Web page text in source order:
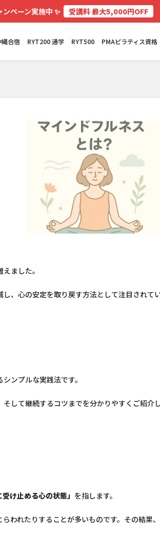
ペーン実施中 ✨ 受講料 最大5,000円OFF
合宿 RYT200 通学 RYT500 PMAピラティス資格
ました。
、心の安定を取り戻す方法として注目されて
ンプルな実践法です。
して継続するコツまでを分かりやすくご紹介
け止める心の状態」 を指します。
われたりすることが多いものです。その結果、